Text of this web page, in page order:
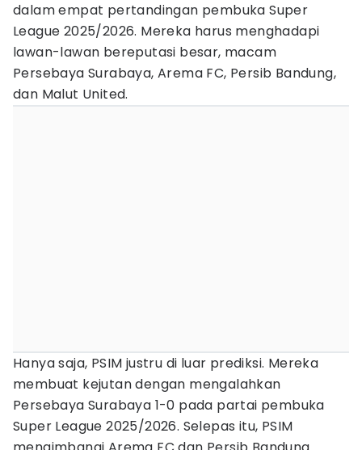
dalam empat pertandingan pembuka Super
League 2025/2026. Mereka harus menghadapi
lawan-lawan bereputasi besar, macam
Persebaya Surabaya, Arema FC, Persib Bandung,
dan Malut United.
Hanya saja, PSIM justru di luar prediksi. Mereka
membuat kejutan dengan mengalahkan
Persebaya Surabaya 1-0 pada partai pembuka
Super League 2025/2026. Selepas itu, PSIM